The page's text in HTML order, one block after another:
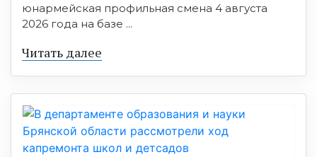
юнармейская профильная смена 4 августа
2026 года на базе ...
Читать далее